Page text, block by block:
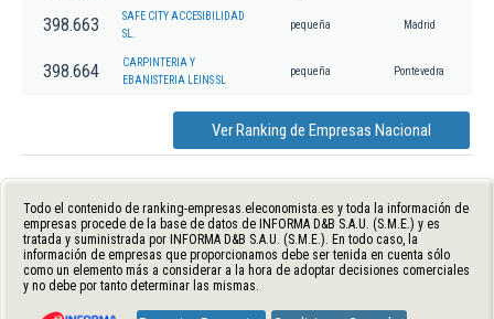
398.663
SAFE CITY ACCESIBILIDAD
SL.
pequeña Madrid
398.664
CARPINTERIA Y
EBANISTERIA LEINS SL
pequeña Pontevedra
Ver Ranking de Empresas Nacional
Todo el contenido de ranking-empresas.eleconomista.es y toda la información de
empresas procede de la base de datos de INFORMA D&B S.A.U. (S.M.E.) y es
tratada y suministrada por INFORMA D&B S.A.U. (S.M.E.). En todo caso, la
información de empresas que proporcionamos debe ser tenida en cuenta sólo
como un elemento más a considerar a la hora de adoptar decisiones comerciales
y no debe por tanto determinar las mismas.